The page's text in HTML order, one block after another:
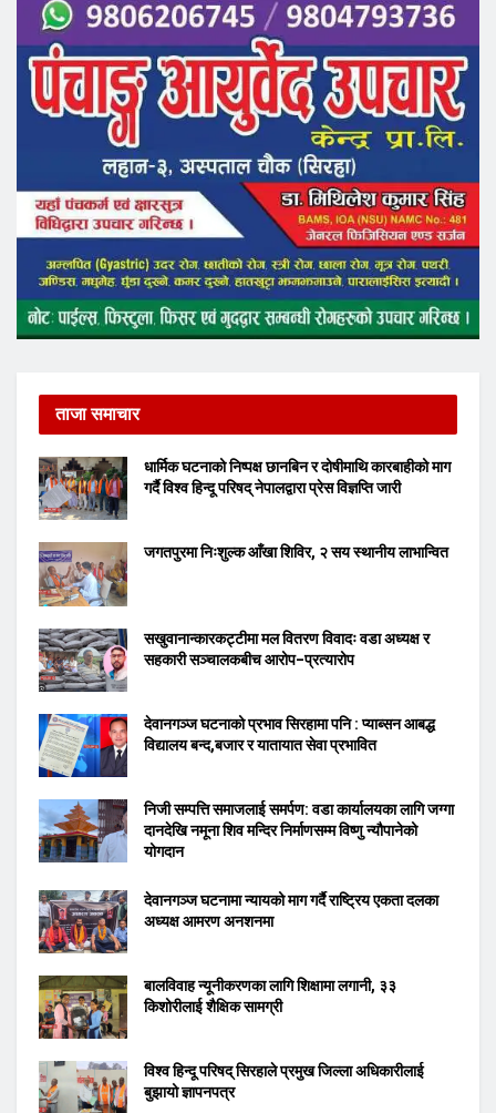
ताजा समाचार
धार्मिक घटनाको निष्पक्ष छानबिन र दोषीमाथि कारबाहीको माग
गर्दै विश्व हिन्दू परिषद् नेपालद्वारा प्रेस विज्ञप्ति जारी
जगतपुरमा निःशुल्क आँखा शिविर, २ सय स्थानीय लाभान्वित
सखुवानान्कारकट्टीमा मल वितरण विवादः वडा अध्यक्ष र
सहकारी सञ्चालकबीच आरोप–प्रत्यारोप
देवानगञ्ज घटनाको प्रभाव सिरहामा पनि : प्याब्सन आबद्ध
विद्यालय बन्द,बजार र यातायात सेवा प्रभावित
निजी सम्पत्ति समाजलाई समर्पण: वडा कार्यालयका लागि जग्गा
दानदेखि नमूना शिव मन्दिर निर्माणसम्म विष्णु न्यौपानेको
योगदान
देवानगञ्ज घटनामा न्यायको माग गर्दै राष्ट्रिय एकता दलका
अध्यक्ष आमरण अनशनमा
बालविवाह न्यूनीकरणका लागि शिक्षामा लगानी, ३३
किशोरीलाई शैक्षिक सामग्री
विश्व हिन्दू परिषद् सिरहाले प्रमुख जिल्ला अधिकारीलाई
बुझायो ज्ञापनपत्र